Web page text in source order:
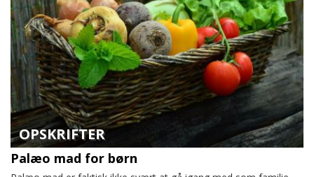
OPSKRIFTER
Palæo mad for børn